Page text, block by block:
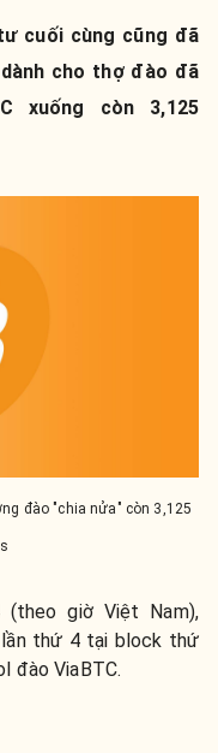
cuối cùng cũng đã
cho thợ đào đã
xuống còn 3,125
đào "chia nửa" còn 3,125
(theo giờ Việt Nam),
lần thứ 4 tại block thứ
đào ViaBTC.